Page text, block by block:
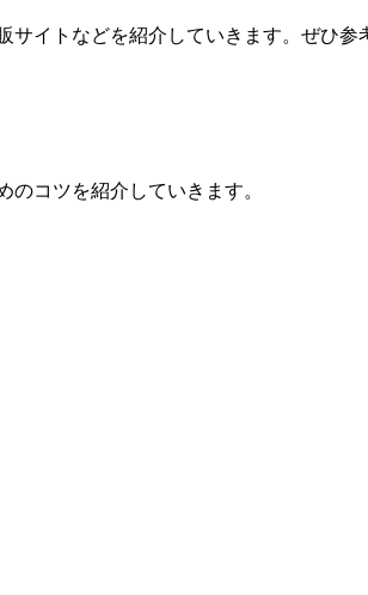
イトなどを紹介していきます。ぜひ参
コツを紹介していきます。